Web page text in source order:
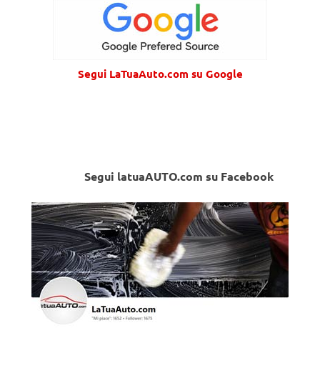
Segui LaTuaAuto.com su Google
Segui latuaAUTO.com su Facebook